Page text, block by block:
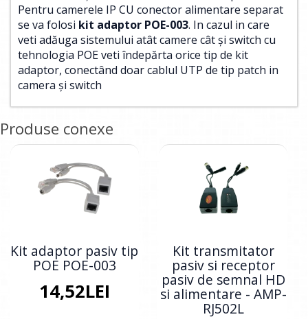
Pentru camerele IP CU conector alimentare separat
se va folosi kit adaptor POE-003. In cazul in care
veti adăuga sistemului atât camere cât și switch cu
tehnologia POE veti îndepărta orice tip de kit
adaptor, conectând doar cablul UTP de tip patch in
camera și switch
Produse conexe
Kit adaptor pasiv tip
POE POE-003
14,52LEI
Kit transmitator
pasiv si receptor
pasiv de semnal HD
si alimentare - AMP-
RJ502L